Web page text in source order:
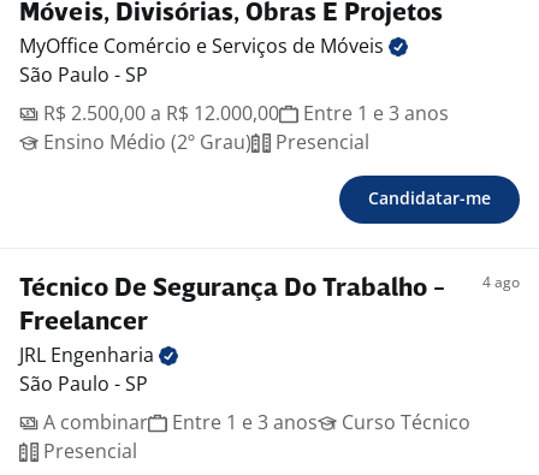
Móveis, Divisórias, Obras E Projetos
MyOffice Comércio e Serviços de Móveis
São Paulo - SP
R$ 2.500,00 a R$ 12.000,00
Entre 1 e 3 anos
Ensino Médio (2º Grau)
Presencial
Candidatar-me
Técnico De Segurança Do Trabalho -
Freelancer
4 ago
JRL Engenharia
São Paulo - SP
A combinar
Entre 1 e 3 anos
Curso Técnico
Presencial